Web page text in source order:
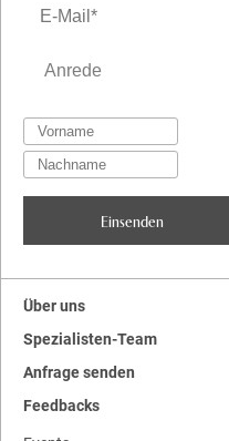
Über uns
Spezialisten-Team
Anfrage senden
Feedbacks